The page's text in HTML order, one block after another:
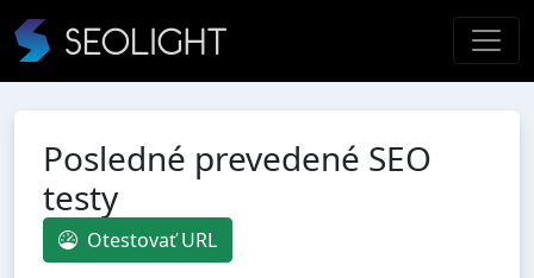
Posledné prevedené SEO
testy
Otestovať URL